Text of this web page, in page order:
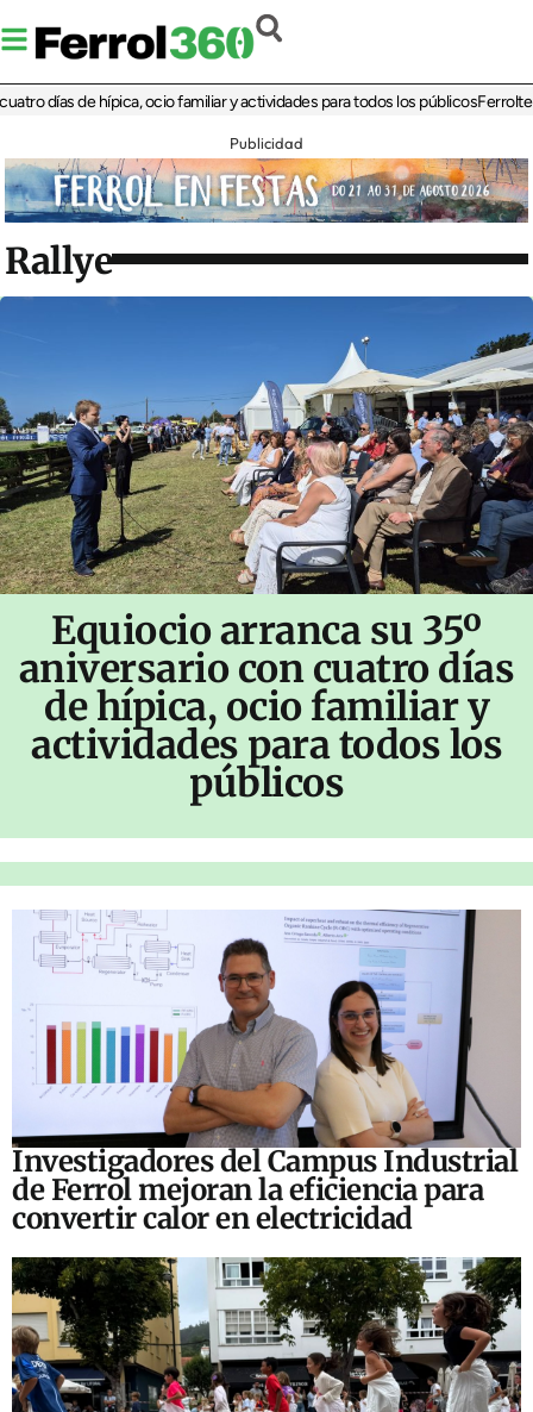
de hípica, ocio familiar y actividades para todos los públicosFerrolterra
Publicidad
Rallye
Equiocio arranca su 35º
aniversario con cuatro días
de hípica, ocio familiar y
actividades para todos los
públicos
Investigadores del Campus Industrial
de Ferrol mejoran la eficiencia para
convertir calor en electricidad